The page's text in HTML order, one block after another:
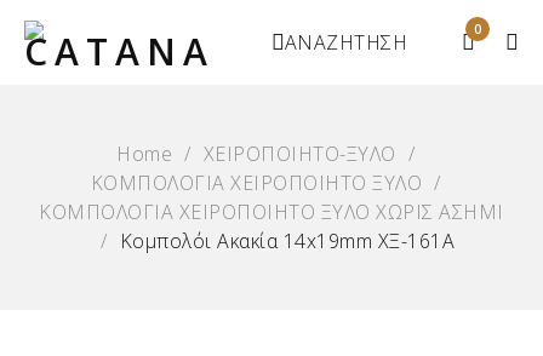
0
ΑΝΑΖΗΤΗΣΗ
Home / ΧΕΙΡΟΠΟΙΗΤΟ-ΞΥΛΟ /
ΚΟΜΠΟΛΟΓΙΑ ΧΕΙΡΟΠΟΙΗΤΟ ΞΥΛΟ /
ΚΟΜΠΟΛΟΓΙΑ ΧΕΙΡΟΠΟΙΗΤΟ ΞΥΛΟ ΧΩΡΙΣ ΑΣΗΜΙ
/ Κομπολόι Ακακία 14x19mm ΧΞ-161Α